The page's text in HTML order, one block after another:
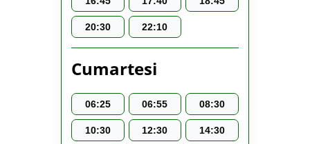
20:30 22:10
Cumartesi
06:25 06:55 08:30
10:30 12:30 14:30